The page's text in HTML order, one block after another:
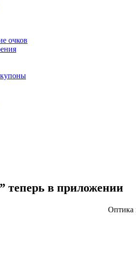
очков
теперь в приложении